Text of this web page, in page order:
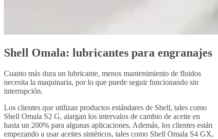
Shell Omala: lubricantes para engranajes
Cuanto más dura un lubricante, menos mantenimiento de fluidos
necesita la maquinaria, por lo que puede seguir funcionando sin
interrupción.
Los clientes que utilizan productos estándares de Shell, tales como
Shell Omala S2 G, alargan los intervalos de cambio de aceite en
hasta un 200% para algunas aplicaciones. Además, los clientes están
empezando a usar aceites sintéticos, tales como Shell Omala S4 GX,